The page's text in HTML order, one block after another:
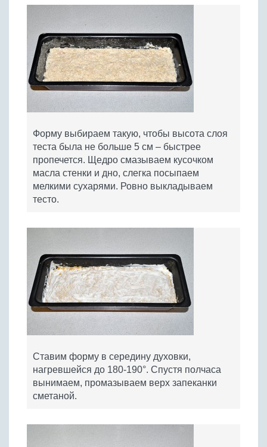
Форму выбираем такую, чтобы высота слоя
теста была не больше 5 см – быстрее
пропечется. Щедро смазываем кусочком
масла стенки и дно, слегка посыпаем
мелкими сухарями. Ровно выкладываем
тесто.
Ставим форму в середину духовки,
нагревшейся до 180-190°. Спустя полчаса
вынимаем, промазываем верх запеканки
сметаной.